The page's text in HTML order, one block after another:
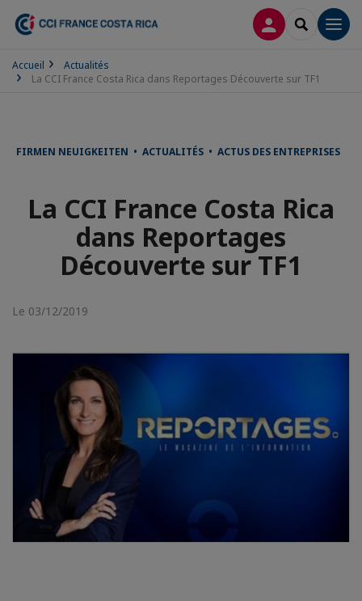
CONNEXION
Accueil
Actualités
La CCI France Costa Rica dans Reportages Découverte sur TF1
FIRMEN NEUIGKEITEN • ACTUALITÉS • ACTUS DES ENTREPRISES
La CCI France Costa Rica
dans Reportages
Découverte sur TF1
Le 03/12/2019